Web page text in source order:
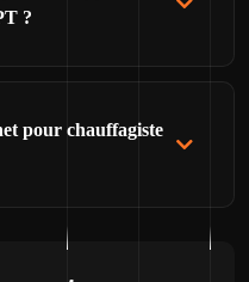
?
pour chauffagiste